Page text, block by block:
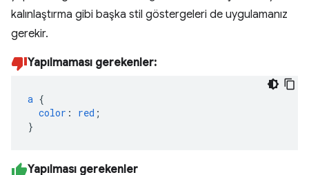
kalınlaştırma gibi başka stil göstergeleri de uygulamanız
gerekir.
Yapılmaması gerekenler:
a {
color : red ;
}
Yapılması gerekenler